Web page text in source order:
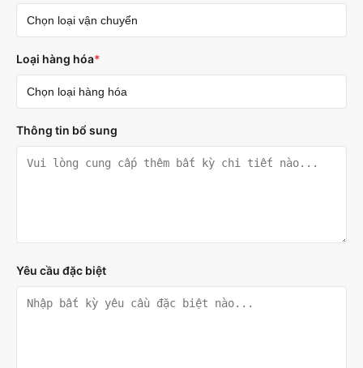
Loại hàng hóa*
Thông tin bổ sung
Yêu cầu đặc biệt